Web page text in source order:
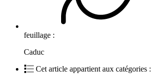
feuillage :
Caduc
Cet article appartient aux catégories :